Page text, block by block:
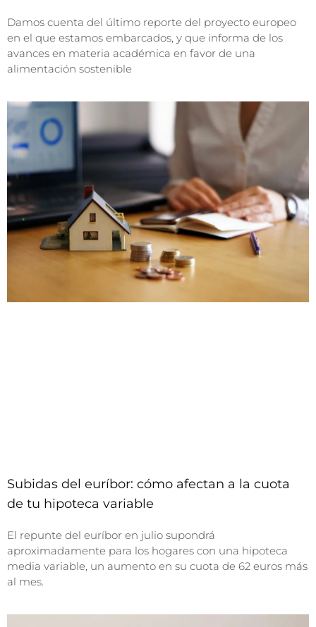
Damos cuenta del último reporte del proyecto europeo
en el que estamos embarcados, y que informa de los
avances en materia académica en favor de una
alimentación sostenible
Subidas del euríbor: cómo afectan a la cuota
de tu hipoteca variable
El repunte del euríbor en julio supondrá
aproximadamente para los hogares con una hipoteca
media variable, un aumento en su cuota de 62 euros más
al mes.